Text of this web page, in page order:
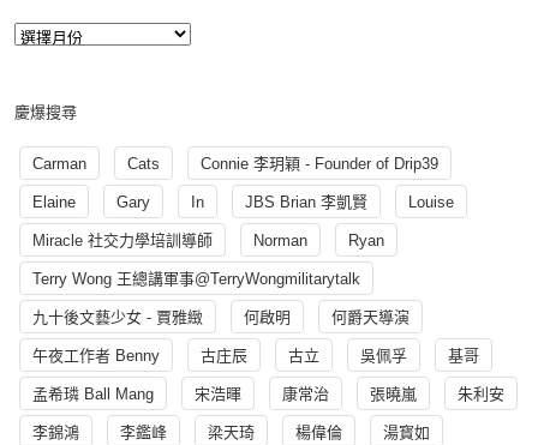
慶爆搜尋
Carman Cats Connie 李玥穎 - Founder of Drip39
Elaine Gary In JBS Brian 李凱賢 Louise
Miracle 社交力學培訓導師 Norman Ryan
Terry Wong 王總講軍事@TerryWongmilitarytalk
九十後文藝少女 - 賈雅緻 何啟明 何爵天導演
午夜工作者 Benny 古庄辰 古立 吳佩孚 基哥
孟希璘 Ball Mang 宋浩暉 康常治 張曉嵐 朱利安
李錦鴻 李鑑峰 梁天琦 楊偉倫 湯寳如